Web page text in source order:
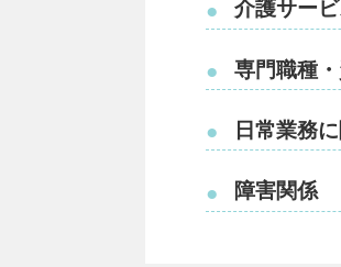
● 介護サー
● 専門職種
● 日常業務
● 障害関係